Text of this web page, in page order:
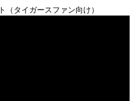
タイガースファン向け）